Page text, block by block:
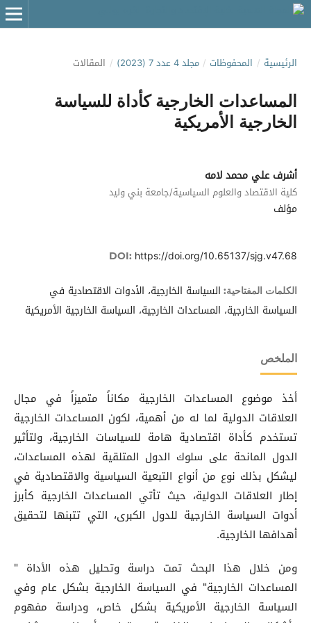
الرئيسية / المحفوظات / مجلد 4 عدد 7 (2023) / المقالات
المساعدات الخارجية كأداة للسياسة
الخارجية الأمريكية
أشرف علي محمد لامه
كلية الاقتصاد والعلوم السياسية/جامعة بني وليد
مؤلف
DOI: https://doi.org/10.65137/sjg.v47.68
الكلمات المفتاحية: السياسة الخارجية، الأدوات الاقتصادية في
السياسة الخارجية، المساعدات الخارجية، السياسة الخارجية الأمريكية
الملخص
أخذ موضوع المساعدات الخارجية مكاناً متميزاً في مجال
العلاقات الدولية لما له من أهمية، لكون المساعدات الخارجية
تستخدم كأداة اقتصادية هامة للسياسات الخارجية، ولتأثير
الدول المانحة على سلوك الدول المتلقية لهذه المساعدات،
ليشكل بذلك نوع من أنواع التبعية السياسية والاقتصادية في
إطار العلاقات الدولية، حيث تأتي المساعدات الخارجية كأبرز
أدوات السياسة الخارجية للدول الكبرى، التي تتبنها لتحقيق
أهدافها الخارجية.
ومن خلال هذا البحث تمت دراسة وتحليل هذه الأداة "
المساعدات الخارجية" في السياسة الخارجية بشكل عام وفي
السياسة الخارجية الأمريكية بشكل خاص، ودراسة مفهوم